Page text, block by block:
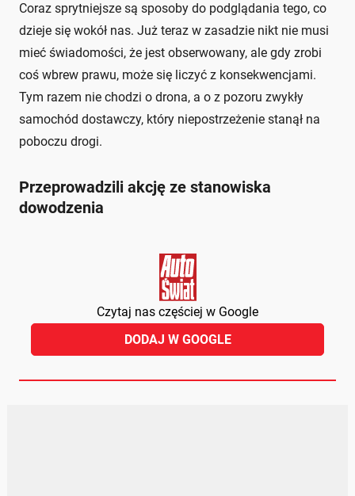
Coraz sprytniejsze są sposoby do podglądania tego, co
dzieje się wokół nas. Już teraz w zasadzie nikt nie musi
mieć świadomości, że jest obserwowany, ale gdy zrobi
coś wbrew prawu, może się liczyć z konsekwencjami.
Tym razem nie chodzi o drona, a o z pozoru zwykły
samochód dostawczy, który niepostrzeżenie stanął na
poboczu drogi.
Przeprowadzili akcję ze stanowiska
dowodzenia
Czytaj nas częściej w Google
DODAJ W GOOGLE